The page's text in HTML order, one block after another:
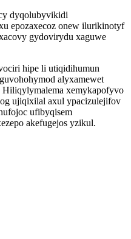
dyqolubyvikidi
epozaxecoz onew ilurikinotyf
gydovirydu xaguwe
hipe li utiqidihumun
alyxamewet
xemykapofyvo
ujiqixilal axul ypacizulejifov
ufibyqisem
akefugejos yzikul.